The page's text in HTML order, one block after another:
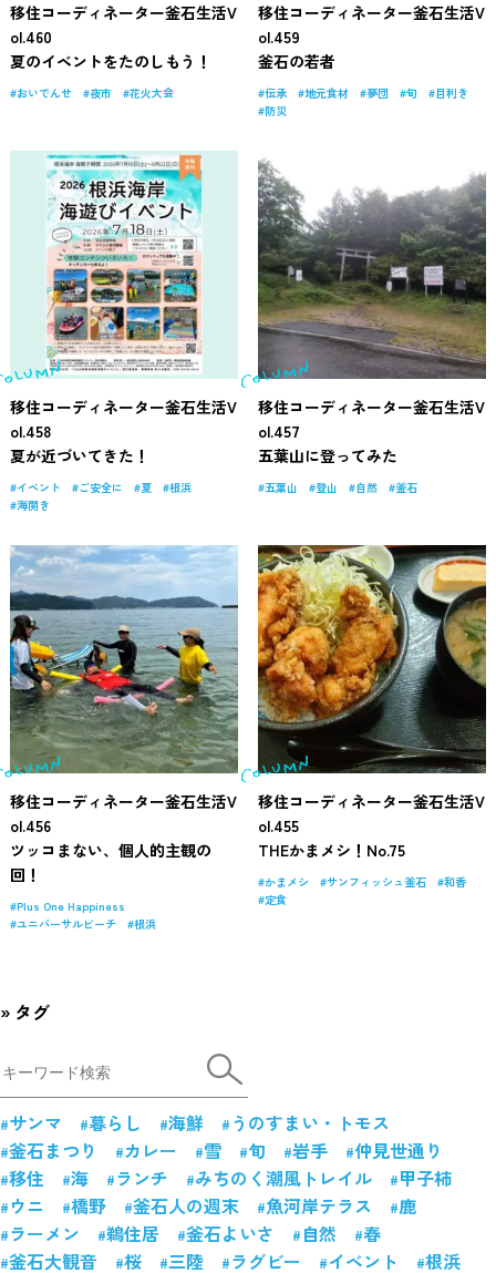
移住コーディネーター釜石生活V
ol.460
夏のイベントをたのしもう！
おいでんせ 夜市 花火大会
移住コーディネーター釜石生活V
ol.459
釜石の若者
伝承 地元食材 夢団 旬
目利き
防災
移住コーディネーター釜石生活V
ol.458
夏が近づいてきた！
イベント ご安全に 夏
根浜
海開き
移住コーディネーター釜石生活V
ol.457
五葉山に登ってみた
五葉山 登山 自然 釜石
移住コーディネーター釜石生活V
ol.456
ツッコまない、個人的主観の
回！
Plus One Happiness
ユニバーサルビーチ
根浜
移住コーディネーター釜石生活V
ol.455
THEかまメシ！No.75
かまメシ サンフィッシュ釜石
和香
定食
タグ
サンマ 暮らし 海鮮
うのすまい・トモス
釜石まつり
カレー 雪 旬 岩手
仲見世通り
移住
海 ランチ みちのく潮風トレイル
甲子柿
ウニ
橋野 釜石人の週末 魚河岸テラス
鹿
ラーメン
鵜住居 釜石よいさ 自然
春
釜石大観音
桜 三陸 ラグビー イベント
根浜